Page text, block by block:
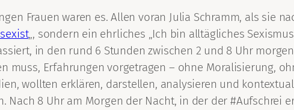
Frauen waren es. Allen voran Julia Schramm, als sie
„, sondern ein ehrliches „Ich bin alltägliches
in den rund 6 Stunden zwischen 2 und 8 Uhr
muss, Erfahrungen vorgetragen – ohne Moralisierung,
wollten erklären, darstellen, analysieren und
Nach 8 Uhr am Morgen der Nacht, in der der #Aufschrei